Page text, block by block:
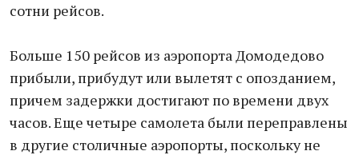
сотни рейсов.
Больше 150 рейсов из аэропорта Домодедово
прибыли, прибудут или вылетят с опозданием,
причем задержки достигают по времени двух
часов. Еще четыре самолета были переправлены
в другие столичные аэропорты, поскольку не